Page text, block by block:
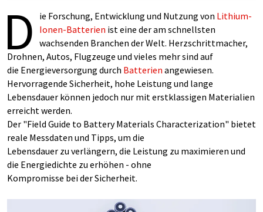
D ie Forschung, Entwicklung und Nutzung von Lithium-
Ionen-Batterien ist eine der am schnellsten
wachsenden Branchen der Welt. Herzschrittmacher,
Drohnen, Autos, Flugzeuge und vieles mehr sind auf
die Energieversorgung durch Batterien angewiesen.
Hervorragende Sicherheit, hohe Leistung und lange
Lebensdauer können jedoch nur mit erstklassigen Materialien
erreicht werden.
Der "Field Guide to Battery Materials Characterization" bietet
reale Messdaten und Tipps, um die
Lebensdauer zu verlängern, die Leistung zu maximieren und
die Energiedichte zu erhöhen - ohne
Kompromisse bei der Sicherheit.